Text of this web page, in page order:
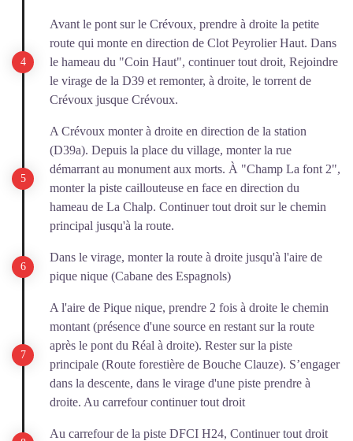
Avant le pont sur le Crévoux, prendre à droite la petite
route qui monte en direction de Clot Peyrolier Haut. Dans
le hameau du "Coin Haut", continuer tout droit, Rejoindre
le virage de la D39 et remonter, à droite, le torrent de
Crévoux jusque Crévoux.
A Crévoux monter à droite en direction de la station
(D39a). Depuis la place du village, monter la rue
démarrant au monument aux morts. À "Champ La font 2",
monter la piste caillouteuse en face en direction du
hameau de La Chalp. Continuer tout droit sur le chemin
principal jusqu'à la route.
Dans le virage, monter la route à droite jusqu'à l'aire de
pique nique (Cabane des Espagnols)
A l'aire de Pique nique, prendre 2 fois à droite le chemin
montant (présence d'une source en restant sur la route
après le pont du Réal à droite). Rester sur la piste
principale (Route forestière de Bouche Clauze). S’engager
dans la descente, dans le virage d'une piste prendre à
droite. Au carrefour continuer tout droit
Au carrefour de la piste DFCI H24, Continuer tout droit